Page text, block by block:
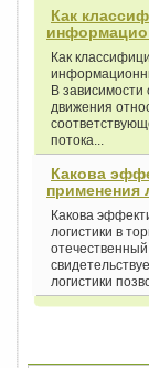
Как
Как
В зависимости
движения
потока...
Какова
применения
Какова
логистики в
логистики